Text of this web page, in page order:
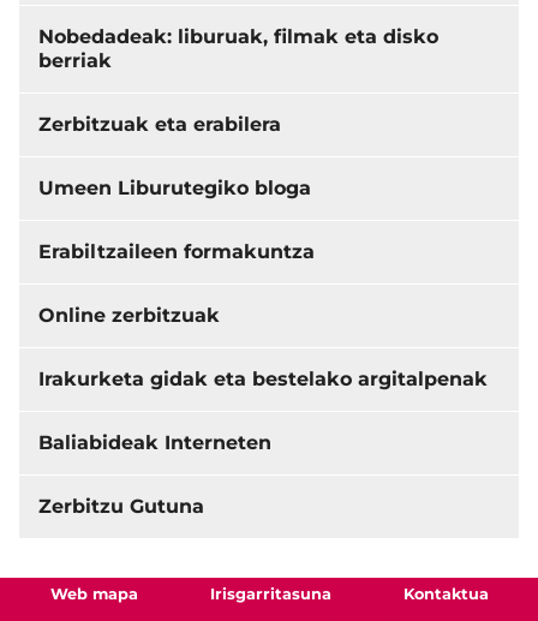
Nobedadeak: liburuak, filmak eta disko
berriak
Zerbitzuak eta erabilera
Umeen Liburutegiko bloga
Erabiltzaileen formakuntza
Online zerbitzuak
Irakurketa gidak eta bestelako argitalpenak
Baliabideak Interneten
Zerbitzu Gutuna
Web mapa Irisgarritasuna
Kontaktua